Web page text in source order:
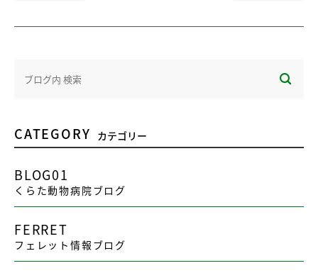
CATEGORY カテゴリー
BLOG01
くらた動物病院ブログ
FERRET
フェレット情報ブログ